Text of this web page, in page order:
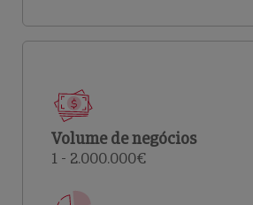
Volume de negócios
1 - 2.000.000€